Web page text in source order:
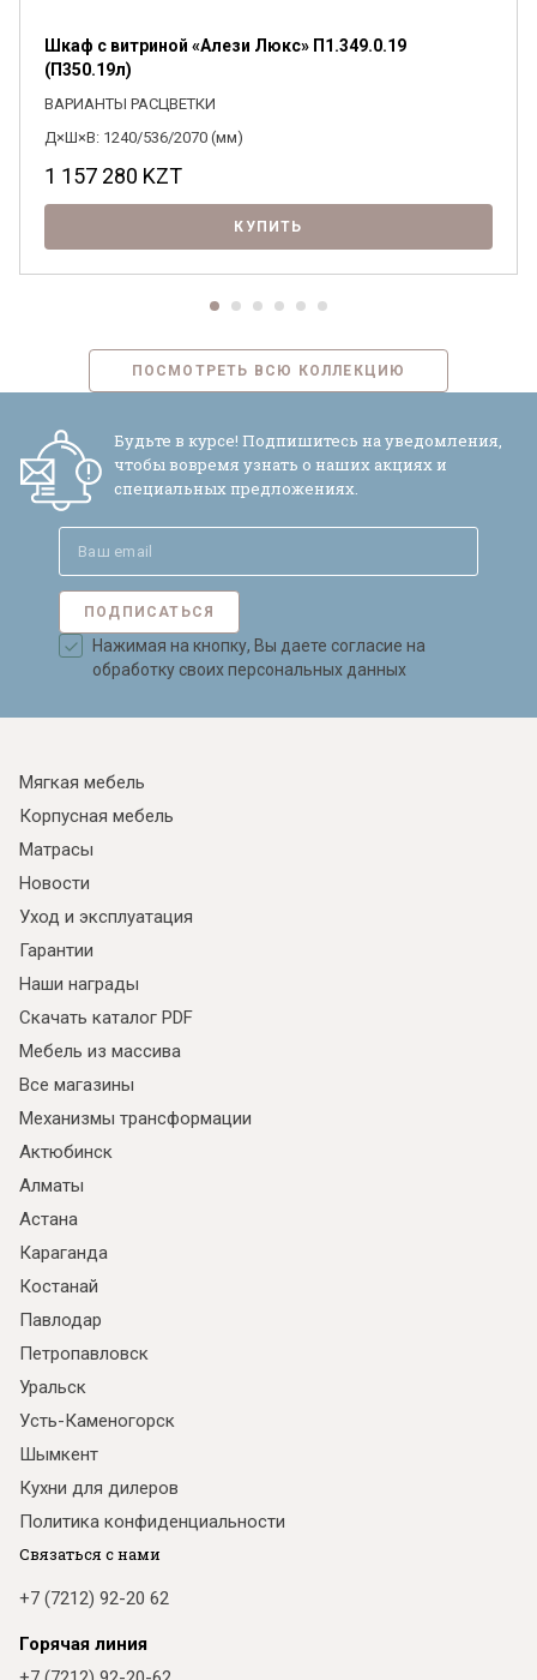
Шкаф с витриной «Алези Люкс» П1.349.0.19
(П350.19л)
ВАРИАНТЫ РАСЦВЕТКИ
Д×Ш×В: 1240/536/2070 (мм)
1 157 280 KZT
КУПИТЬ
ПОСМОТРЕТЬ ВСЮ КОЛЛЕКЦИЮ
Будьте в курсе! Подпишитесь на уведомления,
чтобы вовремя узнать о наших акциях и
специальных предложениях.
ПОДПИСАТЬСЯ
Нажимая на кнопку, Вы даете согласие на
обработку своих персональных данных
Мягкая мебель
Корпусная мебель
Матрасы
Новости
Уход и эксплуатация
Гарантии
Наши награды
Скачать каталог PDF
Мебель из массива
Все магазины
Механизмы трансформации
Актюбинск
Алматы
Астана
Караганда
Костанай
Павлодар
Петропавловск
Уральск
Усть-Каменогорск
Шымкент
Кухни для дилеров
Политика конфиденциальности
Связаться с нами
+7 (7212) 92-20 62
Горячая линия